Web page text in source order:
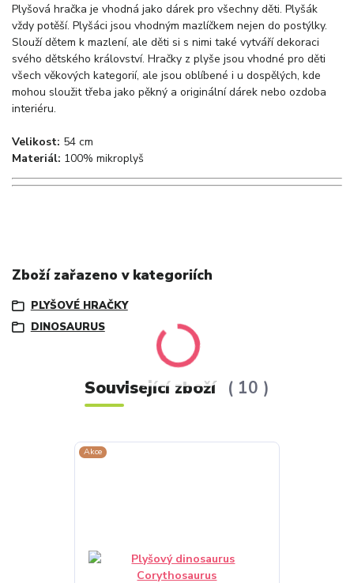
Plyšová hračka je vhodná jako dárek pro všechny děti. Plyšák
vždy potěší. Plyšáci jsou vhodným mazlíčkem nejen do postýlky.
Slouží dětem k mazlení, ale děti si s nimi také vytváří dekoraci
svého dětského království. Hračky z plyše jsou vhodné pro děti
všech věkových kategorií, ale jsou oblíbené i u dospělých, kde
mohou sloužit třeba jako pěkný a originální dárek nebo ozdoba
interiéru.
Velikost: 54 cm
Materiál: 100% mikroplyš
Zboží zařazeno v kategoriích
PLYŠOVÉ HRAČKY
DINOSAURUS
Související zboží 10
Akce